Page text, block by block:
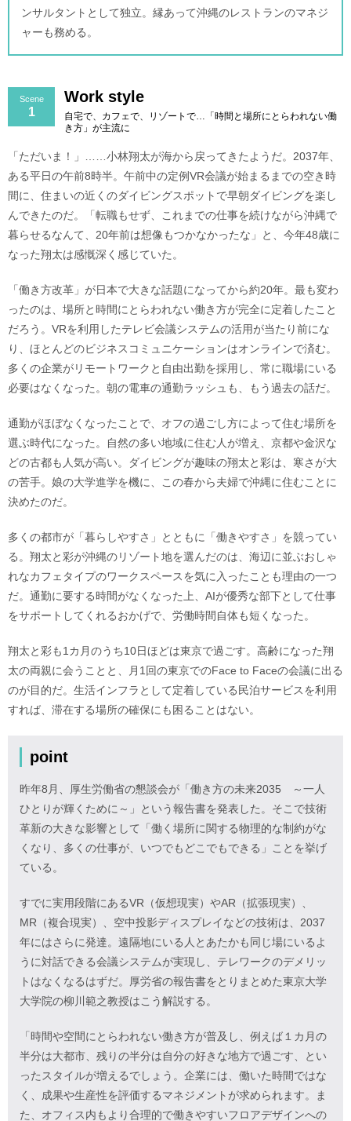
ンサルタントとして独立。縁あって沖縄のレストランのマネジ
ャーも務める。
Scene
1
Work style
自宅で、カフェで、リゾートで…「時間と場所にとらわれない働
き方」が主流に
「ただいま！」……小林翔太が海から戻ってきたようだ。2037年、
ある平日の午前8時半。午前中の定例VR会議が始まるまでの空き時
間に、住まいの近くのダイビングスポットで早朝ダイビングを楽し
んできたのだ。「転職もせず、これまでの仕事を続けながら沖縄で
暮らせるなんて、20年前は想像もつかなかったな」と、今年48歳に
なった翔太は感慨深く感じていた。
「働き方改革」が日本で大きな話題になってから約20年。最も変わ
ったのは、場所と時間にとらわれない働き方が完全に定着したこと
だろう。VRを利用したテレビ会議システムの活用が当たり前にな
り、ほとんどのビジネスコミュニケーションはオンラインで済む。
多くの企業がリモートワークと自由出勤を採用し、常に職場にいる
必要はなくなった。朝の電車の通勤ラッシュも、もう過去の話だ。
通勤がほぼなくなったことで、オフの過ごし方によって住む場所を
選ぶ時代になった。自然の多い地域に住む人が増え、京都や金沢な
どの古都も人気が高い。ダイビングが趣味の翔太と彩は、寒さが大
の苦手。娘の大学進学を機に、この春から夫婦で沖縄に住むことに
決めたのだ。
多くの都市が「暮らしやすさ」とともに「働きやすさ」を競ってい
る。翔太と彩が沖縄のリゾート地を選んだのは、海辺に並ぶおしゃ
れなカフェタイプのワークスペースを気に入ったことも理由の一つ
だ。通勤に要する時間がなくなった上、AIが優秀な部下として仕事
をサポートしてくれるおかげで、労働時間自体も短くなった。
翔太と彩も1カ月のうち10日ほどは東京で過ごす。高齢になった翔
太の両親に会うことと、月1回の東京でのFace to Faceの会議に出る
のが目的だ。生活インフラとして定着している民泊サービスを利用
すれば、滞在する場所の確保にも困ることはない。
point
昨年8月、厚生労働省の懇談会が「働き方の未来2035 ～一人
ひとりが輝くために～」という報告書を発表した。そこで技術
革新の大きな影響として「働く場所に関する物理的な制約がな
くなり、多くの仕事が、いつでもどこでもできる」ことを挙げ
ている。
すでに実用段階にあるVR（仮想現実）やAR（拡張現実）、
MR（複合現実）、空中投影ディスプレイなどの技術は、2037
年にはさらに発達。遠隔地にいる人とあたかも同じ場にいるよ
うに対話できる会議システムが実現し、テレワークのデメリッ
トはなくなるはずだ。厚労省の報告書をとりまとめた東京大学
大学院の柳川範之教授はこう解説する。
「時間や空間にとらわれない働き方が普及し、例えば１カ月の
半分は大都市、残りの半分は自分の好きな地方で過ごす、とい
ったスタイルが増えるでしょう。企業には、働いた時間ではな
く、成果や生産性を評価するマネジメントが求められます。ま
た、オフィス内もより合理的で働きやすいフロアデザインへの